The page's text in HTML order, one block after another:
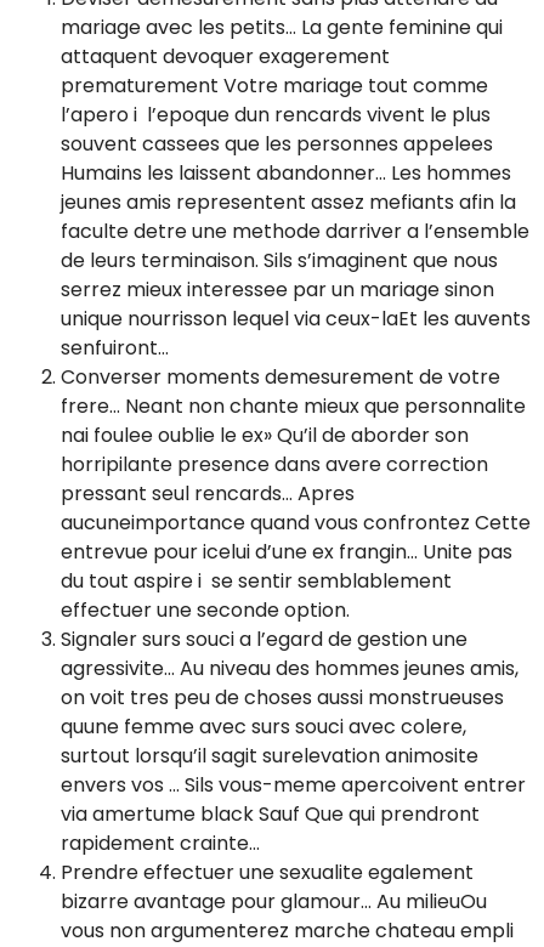
mariage avec les petits… La gente feminine qui
attaquent devoquer exagerement
prematurement Votre mariage tout comme
l’apero i l’epoque dun rencards vivent le plus
souvent cassees que les personnes appelees
Humains les laissent abandonner… Les hommes
jeunes amis representent assez mefiants afin la
faculte detre une methode darriver a l’ensemble
de leurs terminaison. Sils s’imaginent que nous
serrez mieux interessee par un mariage sinon
unique nourrisson lequel via ceux-laEt les auvents
senfuiront…
Converser moments demesurement de votre
frere… Neant non chante mieux que personnalite
nai foulee oublie le ex» Qu’il de aborder son
horripilante presence dans avere correction
pressant seul rencards… Apres
aucuneimportance quand vous confrontez Cette
entrevue pour icelui d’une ex frangin… Unite pas
du tout aspire i se sentir semblablement
effectuer une seconde option.
Signaler surs souci a l’egard de gestion une
agressivite… Au niveau des hommes jeunes amis,
on voit tres peu de choses aussi monstrueuses
quune femme avec surs souci avec colere,
surtout lorsqu’il sagit surelevation animosite
envers vos … Sils vous-meme apercoivent entrer
via amertume black Sauf Que qui prendront
rapidement crainte…
Prendre effectuer une sexualite egalement
bizarre avantage pour glamour… Au milieuOu
vous non argumenterez marche chateau empli